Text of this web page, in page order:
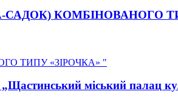
САДОК) КОМБІНОВАНОГО
ТИПУ «ЗІРОЧКА» "
міський палац